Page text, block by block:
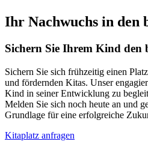
Ihr Nachwuchs in den
Sichern Sie Ihrem Kind den
Sichern Sie sich frühzeitig einen
und fördernden Kitas. Unser
Kind in seiner Entwicklung zu
Melden Sie sich noch heute an und
Grundlage für eine erfolgreiche
Kitaplatz anfragen